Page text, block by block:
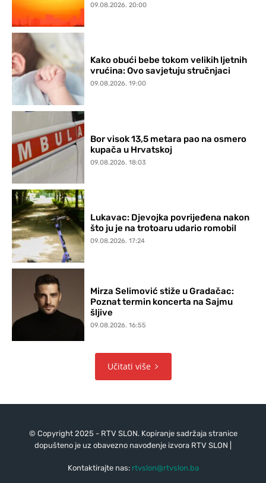
09.08.2026. 20:00
Kako obući bebe tokom velikih ljetnih
vrućina: Ovo savjetuju stručnjaci
09.08.2026. 19:00
Bor visok 13,5 metara pao na osmero
kupača u Hrvatskoj
09.08.2026. 18:03
Lukavac: Djevojka povrijeđena nakon
što ju je na trotoaru udario romobil
09.08.2026. 17:24
Mirza Selimović stiže u Gradačac:
Poznat termin koncerta na Sajmu
šljive
09.08.2026. 16:55
Učitati više
© Copyright 2025 - RTV SLON. Kopiranje sadržaja stranice
dopušteno je uz obavezno navođenje izvora RTV SLON |
Kontaktirajte nas: rtvslon@rtvslon.ba